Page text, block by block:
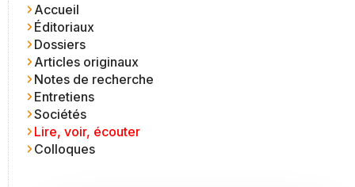
Accueil
Éditoriaux
Dossiers
Articles originaux
Notes de recherche
Entretiens
Sociétés
Lire, voir, écouter
Colloques